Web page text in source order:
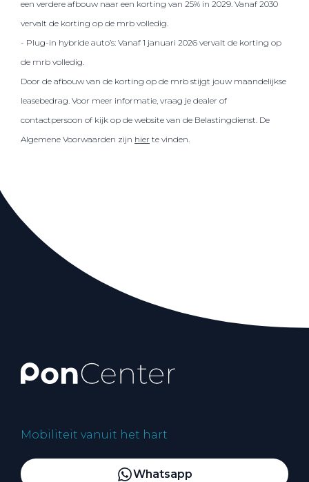
een verdere afbouw naar een korting van 25% in 2029. Vanaf 2030
vervalt de korting op de mrb volledig.
- Plug-in hybride auto’s: Vanaf 1 januari 2026 vervalt de korting op
de mrb volledig.
Door de afbouw van de korting op de mrb stijgt jouw maandelijkse
leasebedrag. Voor meer informatie, vraag je dealer of
contactpersoon of kijk op de website van de Belastingdienst. De
Algemene Voorwaarden zijn hier te vinden.
Mobiliteit vanuit het hart
Whatsapp